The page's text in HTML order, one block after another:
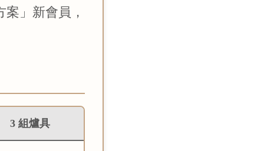
」新會員，
3 組爐具